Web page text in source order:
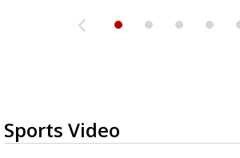
Sports Video